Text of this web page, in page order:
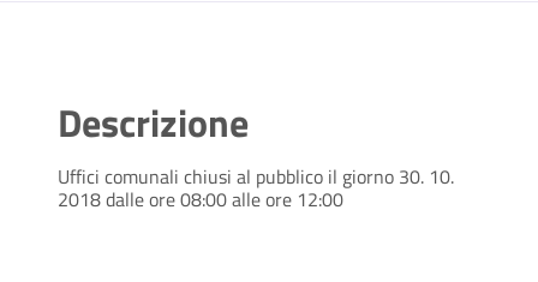
Descrizione
Uffici comunali chiusi al pubblico il giorno 30. 10.
2018 dalle ore 08:00 alle ore 12:00